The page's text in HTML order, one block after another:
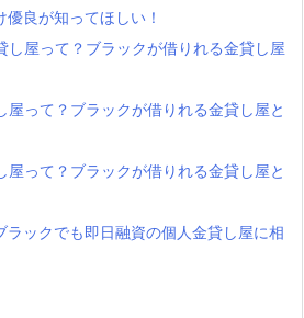
良が知ってほしい！
し屋って？ブラックが借りれる金貸し屋
屋って？ブラックが借りれる金貸し屋と
屋って？ブラックが借りれる金貸し屋と
ラックでも即日融資の個人金貸し屋に相